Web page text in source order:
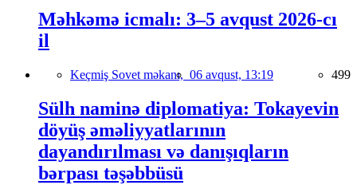
Məhkəmə icmalı: 3–5 avqust 2026-cı
il
Keçmiş Sovet məkanı, 06 avqust, 13:19 499
Sülh naminə diplomatiya: Tokayevin
döyüş əməliyyatlarının
dayandırılması və danışıqların
bərpası təşəbbüsü